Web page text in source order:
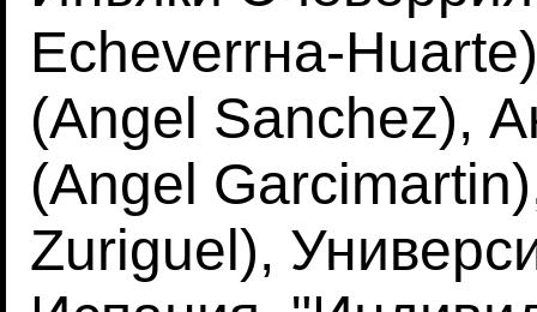
Echeverrнa-
(Angel Sanchez),
(Angel
Zuriguel),